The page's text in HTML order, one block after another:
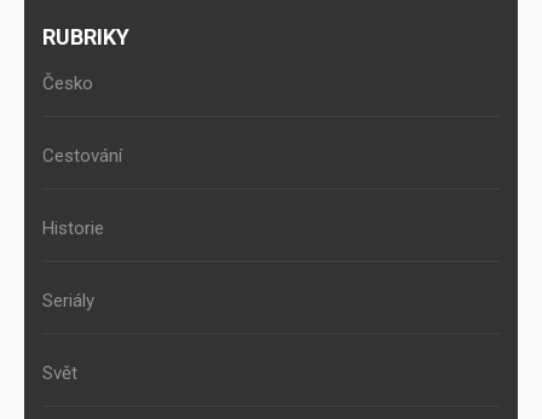
RUBRIKY
Česko
Cestování
Historie
Seriály
Svět